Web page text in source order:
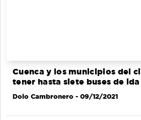
Cuenca y los municipios del
tener hasta siete buses de
Dolo Cambronero - 09/12/2021